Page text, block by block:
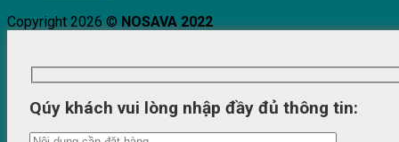
Copyright 2026 © NOSAVA 2022
Qúy khách vui lòng nhập đầy đủ thông tin: